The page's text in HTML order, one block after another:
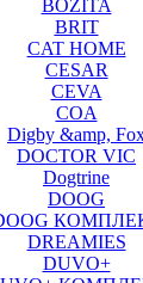
BOZITA
BRIT
CAT HOME
CESAR
CEVA
COA
Digby &amp,
DOCTOR VIC
Dogtrine
DOOG
DREAMIES
DUVO+